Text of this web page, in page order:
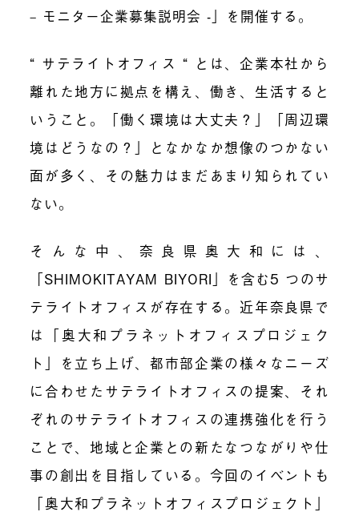
– モニター企業募集説明会 -」を開催する。
“ サテライトオフィス “ とは、企業本社から
離れた地方に拠点を構え、働き、生活すると
いうこと。「働く環境は大丈夫？」「周辺環
境はどうなの？」となかなか想像のつかない
面が多く、その魅力はまだあまり知られてい
ない。
そんな中、奈良県奥大和には、
「SHIMOKITAYAM BIYORI」を含む5 つのサ
テライトオフィスが存在する。近年奈良県で
は「奥大和プラネットオフィスプロジェク
ト」を立ち上げ、都市部企業の様々なニーズ
に合わせたサテライトオフィスの提案、それ
ぞれのサテライトオフィスの連携強化を行う
ことで、地域と企業との新たなつながりや仕
事の創出を目指している。今回のイベントも
「奥大和プラネットオフィスプロジェクト」